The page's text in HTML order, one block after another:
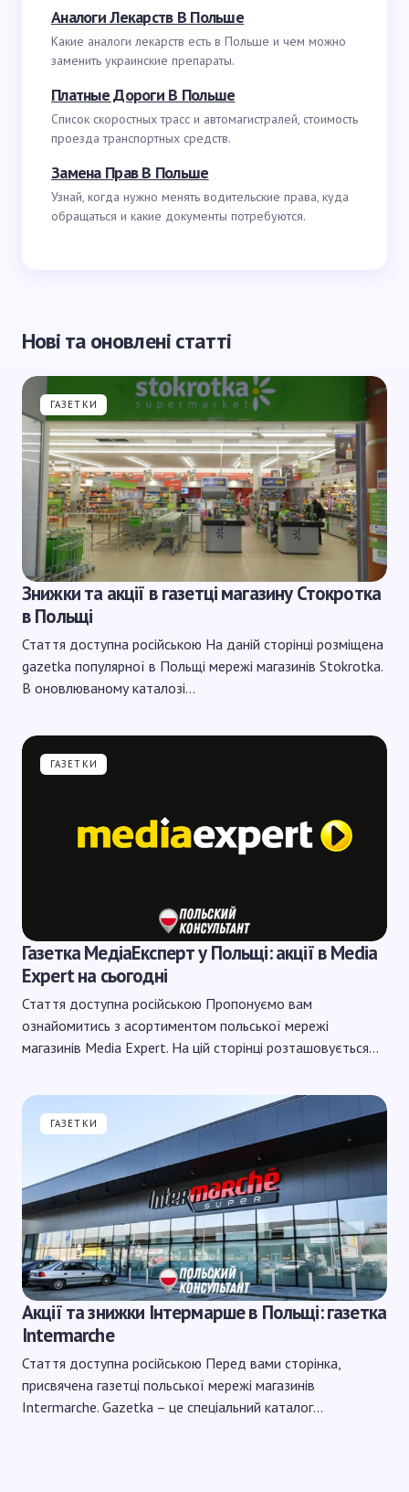
Аналоги Лекарств В Польше
Какие аналоги лекарств есть в Польше и чем можно
заменить украинские препараты.
Платные Дороги В Польше
Список скоростных трасс и автомагистралей, стоимость
проезда транспортных средств.
Замена Прав В Польше
Узнай, когда нужно менять водительские права, куда
обращаться и какие документы потребуются.
Нові та оновлені статті
ГАЗЕТКИ
Знижки та акції в газетці магазину Стокротка
в Польщі
Стаття доступна російською На даній сторінці розміщена
gazetka популярної в Польщі мережі магазинів Stokrotka.
В оновлюваному каталозі…
ГАЗЕТКИ
Газетка МедіаЕксперт у Польщі: акції в Media
Expert на сьогодні
Стаття доступна російською Пропонуємо вам
ознайомитись з асортиментом польської мережі
магазинів Media Expert. На цій сторінці розташовується…
ГАЗЕТКИ
Акції та знижки Інтермарше в Польщі: газетка
Intermarche
Стаття доступна російською Перед вами сторінка,
присвячена газетці польської мережі магазинів
Intermarche. Gazetka – це спеціальний каталог…